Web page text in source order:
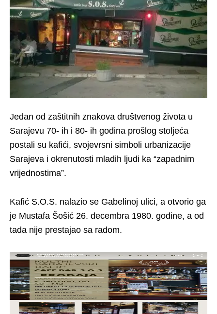
Jedan od zaštitnih znakova društvenog života u
Sarajevu 70- ih i 80- ih godina prošlog stoljeća
postali su kafići, svojevrsni simboli urbanizacije
Sarajeva i okrenutosti mladih ljudi ka “zapadnim
vrijednostima”.
Kafić S.O.S. nalazio se Gabelinoj ulici, a otvorio ga
je Mustafa Šošić 26. decembra 1980. godine, a od
tada nije prestajao sa radom.